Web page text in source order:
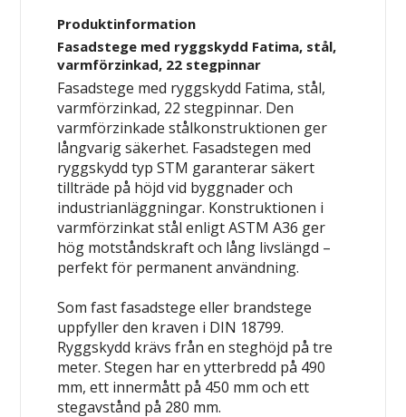
Produktinformation
Fasadstege med ryggskydd Fatima, stål,
varmförzinkad, 22 stegpinnar
Fasadstege med ryggskydd Fatima, stål,
varmförzinkad, 22 stegpinnar. Den
varmförzinkade stålkonstruktionen ger
långvarig säkerhet. Fasadstegen med
ryggskydd typ STM garanterar säkert
tillträde på höjd vid byggnader och
industrianläggningar. Konstruktionen i
varmförzinkat stål enligt ASTM A36 ger
hög motståndskraft och lång livslängd –
perfekt för permanent användning.
Som fast fasadstege eller brandstege
uppfyller den kraven i DIN 18799.
Ryggskydd krävs från en steghöjd på tre
meter. Stegen har en ytterbredd på 490
mm, ett innermått på 450 mm och ett
stegavstånd på 280 mm.